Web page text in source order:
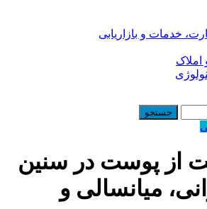
خدمات و بازاریابی
املاک
از پوست در سنین
میانسالی و